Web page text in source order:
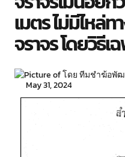
เมตร ไม่มีไหล่
จราจร โดยวิธีเฉ
May 31, 2024